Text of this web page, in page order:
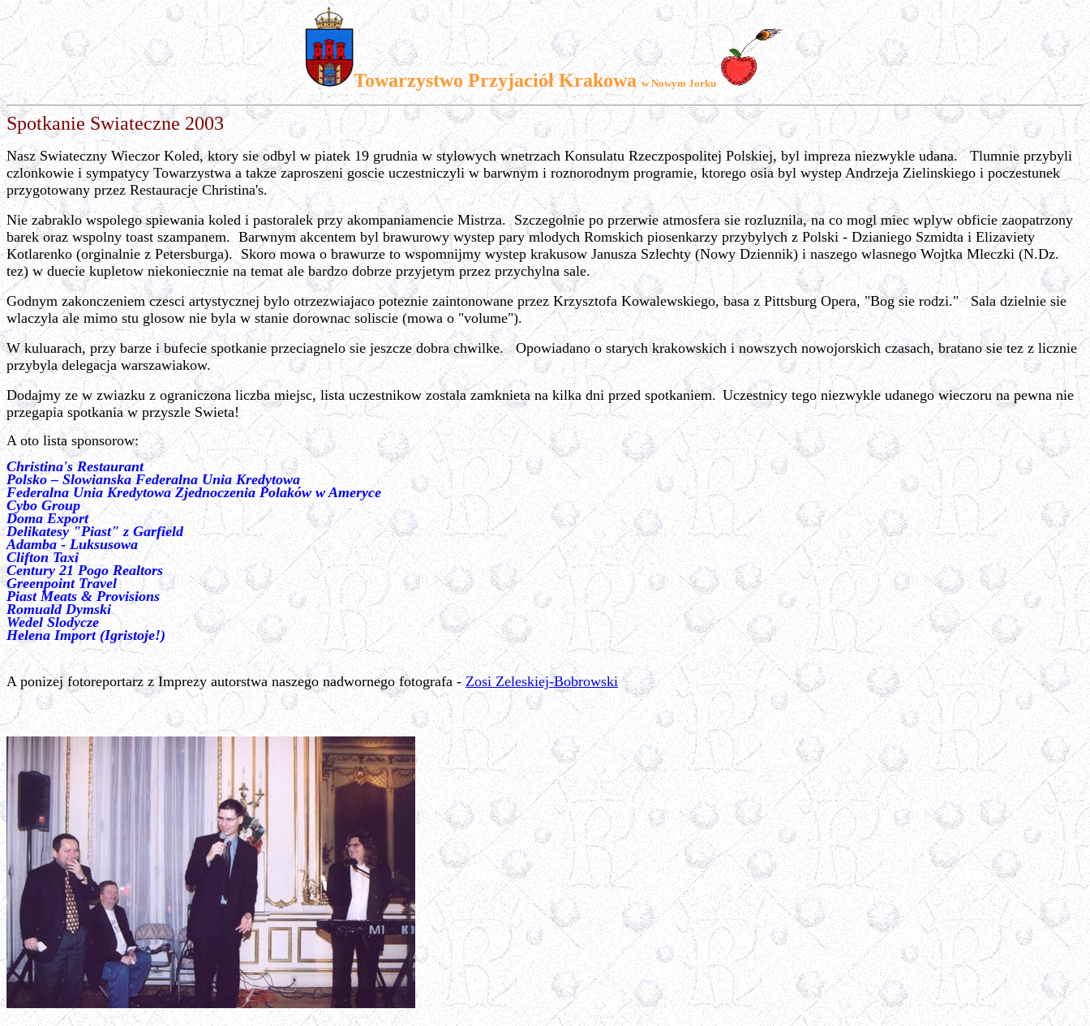
Towarzystwo Przyjaciół Krakowaw Nowym Jorku
Spotkanie Swiateczne 2003
Nasz Swiateczny Wieczor Koled, ktory sie odbyl w piatek 19 grudnia w stylowych wnetrzach Konsulatu Rzeczpospolitej Polskiej, byl impreza niezwykle udana. Tlumnie przybyli
czlonkowie i sympatycy Towarzystwa a takze zaproszeni goscie uczestniczyli w barwnym i roznorodnym programie, ktorego osia byl wystep Andrzeja Zielinskiego i poczestunek
przygotowany przez Restauracje Christina's.
Nie zabraklo wspolego spiewania koled i pastoralek przy akompaniamencie Mistrza. Szczegolnie po przerwie atmosfera sie rozluznila, na co mogl miec wplyw obficie zaopatrzony
barek oraz wspolny toast szampanem. Barwnym akcentem byl brawurowy wystep pary mlodych Romskich piosenkarzy przybylych z Polski - Dzianiego Szmidta i Elizaviety
Kotlarenko (orginalnie z Petersburga). Skoro mowa o brawurze to wspomnijmy wystep krakusow Janusza Szlechty (Nowy Dziennik) i naszego wlasnego Wojtka Mleczki (N.Dz.
tez) w duecie kupletow niekoniecznie na temat ale bardzo dobrze przyjetym przez przychylna sale.
Godnym zakonczeniem czesci artystycznej bylo otrzezwiajaco poteznie zaintonowane przez Krzysztofa Kowalewskiego, basa z Pittsburg Opera, "Bog sie rodzi." Sala dzielnie sie
wlaczyla ale mimo stu glosow nie byla w stanie dorownac soliscie (mowa o "volume").
W kuluarach, przy barze i bufecie spotkanie przeciagnelo sie jeszcze dobra chwilke. Opowiadano o starych krakowskich i nowszych nowojorskich czasach, bratano sie tez z licznie
przybyla delegacja warszawiakow.
Dodajmy ze w zwiazku z ograniczona liczba miejsc, lista uczestnikow zostala zamknieta na kilka dni przed spotkaniem. Uczestnicy tego niezwykle udanego wieczoru na pewna nie
przegapia spotkania w przyszle Swieta!
A oto lista sponsorow:
Christina's Restaurant
Polsko – Slowianska Federalna Unia Kredytowa
Federalna Unia Kredytowa Zjednoczenia Polaków w Ameryce
Cybo Group
Doma Export
Delikatesy "Piast" z Garfield
Adamba - Luksusowa
Clifton Taxi
Century 21 Pogo Realtors
Greenpoint Travel
Piast Meats & Provisions
Romuald Dymski
Wedel Slodycze
Helena Import (Igristoje!)
A ponizej fotoreportarz z Imprezy autorstwa naszego nadwornego fotografa -Zosi Zeleskiej-Bobrowski